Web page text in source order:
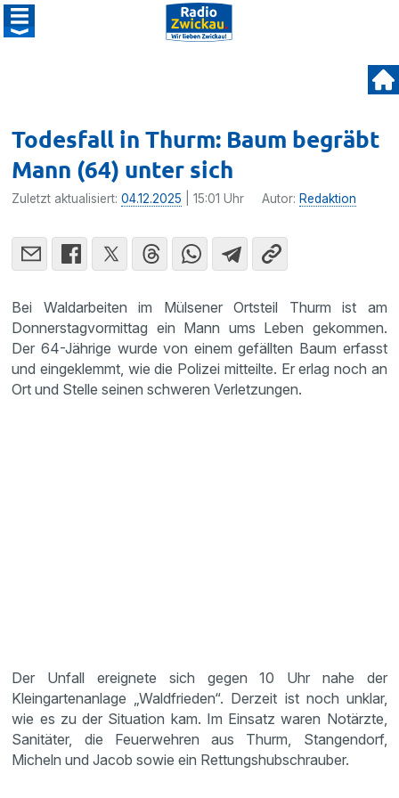
Todesfall in Thurm: Baum begräbt
Mann (64) unter sich
Zuletzt aktualisiert:04.12.2025 | 15:01 Uhr Autor: Redaktion
Bei Waldarbeiten im Mülsener Ortsteil Thurm ist am
Donnerstagvormittag ein Mann ums Leben gekommen.
Der 64-Jährige wurde von einem gefällten Baum erfasst
und eingeklemmt, wie die Polizei mitteilte. Er erlag noch an
Ort und Stelle seinen schweren Verletzungen.
Der Unfall ereignete sich gegen 10 Uhr nahe der
Kleingartenanlage „Waldfrieden“. Derzeit ist noch unklar,
wie es zu der Situation kam. Im Einsatz waren Notärzte,
Sanitäter, die Feuerwehren aus Thurm, Stangendorf,
Micheln und Jacob sowie ein Rettungshubschrauber.